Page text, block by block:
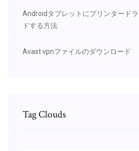
Androidタブレットにプリンタード
ドする方法
Avast vpnファイルのダウンロード
Tag Clouds